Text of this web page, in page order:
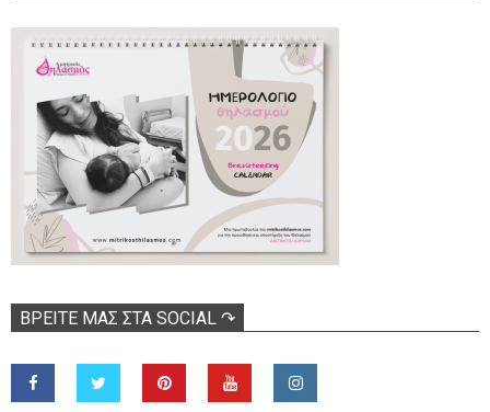
ΒΡΕΊΤΕ ΜΑΣ ΣΤΑ SOCIAL ↷